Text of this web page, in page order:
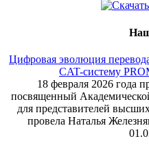
Цифровая эволюция
CAT-систему
18 февраля 2026 года
посвященный
для представителей
провела Наталья